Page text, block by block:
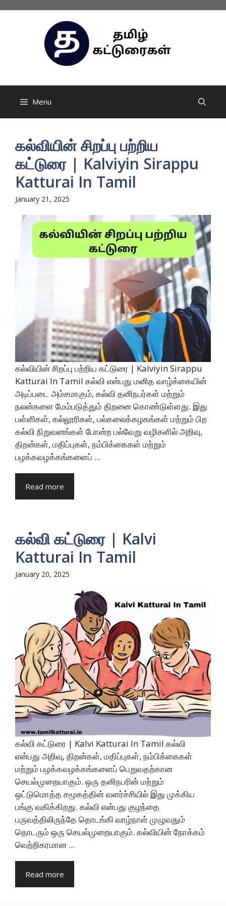
Menu
கல்வியின் சிறப்பு பற்றிய
கட்டுரை | Kalviyin Sirappu
Katturai In Tamil
January 21, 2025
கல்வியின் சிறப்பு பற்றிய கட்டுரை | Kalviyin Sirappu
Katturai In Tamil கல்வி என்பது மனித வாழ்க்கையின்
அடிப்படை அம்சமாகும், கல்வி தனிநபர்கள் மற்றும்
நலன்களை மேம்படுத்தும் திறனை கொண்டுள்ளது. இது
பள்ளிகள், கல்லூரிகள், பல்கலைக்கழகங்கள் மற்றும் பிற
கல்வி நிறுவனங்கள் போன்ற பல்வேறு வழிகளில் அறிவு,
திறன்கள், மதிப்புகள், நம்பிக்கைகள் மற்றும்
பழக்கவழக்கங்களைப் ...
Read more
கல்வி கட்டுரை | Kalvi
Katturai In Tamil
January 20, 2025
கல்வி கட்டுரை | Kalvi Katturai In Tamil கல்வி
என்பது அறிவு, திறன்கள், மதிப்புகள், நம்பிக்கைகள்
மற்றும் பழக்கவழக்கங்களைப் பெறுவதற்கான
செயல்முறையாகும். ஒரு தனிநபரின் மற்றும்
ஒட்டுமொத்த சமூகத்தின் வளர்ச்சியில் இது முக்கிய
பங்கு வகிக்கிறது. கல்வி என்பது குழந்தை
பருவத்திலிருந்தே தொடங்கி வாழ்நாள் முழுவதும்
தொடரும் ஒரு செயல்முறையாகும். கல்வியின் நோக்கம்
வெற்றிகரமான ...
Read more